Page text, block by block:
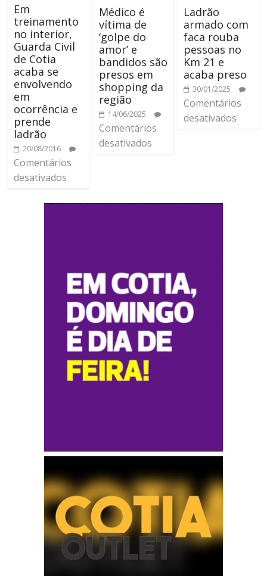
Em
treinamento
no interior,
Guarda Civil
de Cotia
acaba se
envolvendo
em
ocorrência e
prende
ladrão
20/08/2016
Comentários
desativados
Médico é
vítima de
‘golpe do
amor’ e
bandidos são
presos em
shopping da
região
14/06/2025
Comentários
desativados
Ladrão
armado com
faca rouba
pessoas no
Km 21 e
acaba preso
30/01/2025
Comentários
desativados